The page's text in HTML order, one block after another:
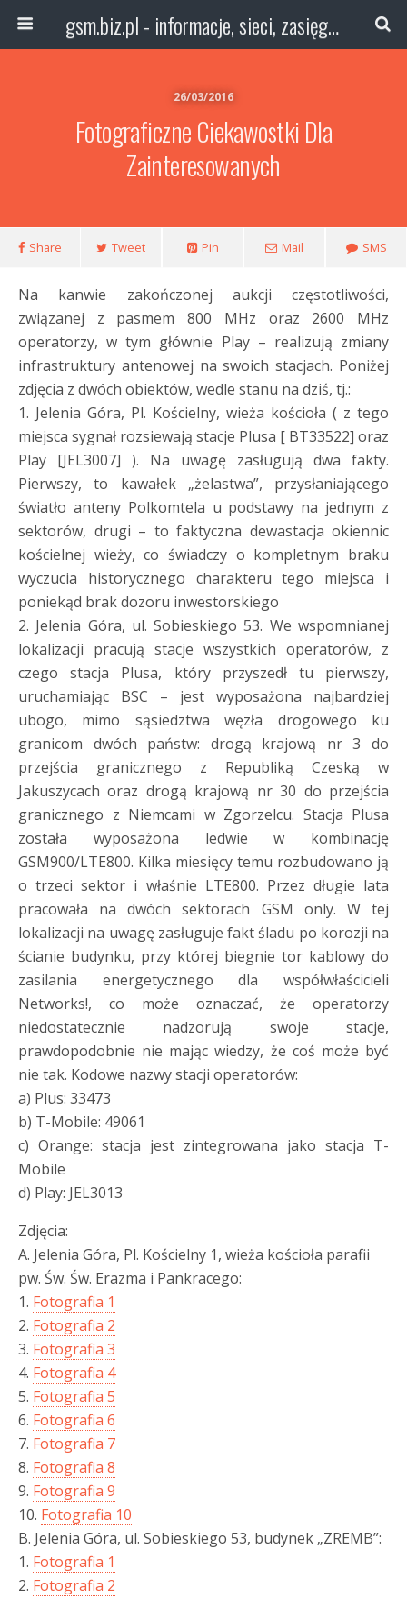
gsm.biz.pl - informacje, sieci, zasięg technologie
26/03/2016
Fotograficzne Ciekawostki Dla
Zainteresowanych
Share Tweet Pin Mail SMS
Na kanwie zakończonej aukcji częstotliwości,
związanej z pasmem 800 MHz oraz 2600 MHz
operatorzy, w tym głównie Play – realizują zmiany
infrastruktury antenowej na swoich stacjach. Poniżej
zdjęcia z dwóch obiektów, wedle stanu na dziś, tj.:
1. Jelenia Góra, Pl. Kościelny, wieża kościoła ( z tego
miejsca sygnał rozsiewają stacje Plusa [ BT33522] oraz
Play [JEL3007] ). Na uwagę zasługują dwa fakty.
Pierwszy, to kawałek „żelastwa”, przysłaniającego
światło anteny Polkomtela u podstawy na jednym z
sektorów, drugi – to faktyczna dewastacja okiennic
kościelnej wieży, co świadczy o kompletnym braku
wyczucia historycznego charakteru tego miejsca i
poniekąd brak dozoru inwestorskiego
2. Jelenia Góra, ul. Sobieskiego 53. We wspomnianej
lokalizacji pracują stacje wszystkich operatorów, z
czego stacja Plusa, który przyszedł tu pierwszy,
uruchamiając BSC – jest wyposażona najbardziej
ubogo, mimo sąsiedztwa węzła drogowego ku
granicom dwóch państw: drogą krajową nr 3 do
przejścia granicznego z Republiką Czeską w
Jakuszycach oraz drogą krajową nr 30 do przejścia
granicznego z Niemcami w Zgorzelcu. Stacja Plusa
została wyposażona ledwie w kombinację
GSM900/LTE800. Kilka miesięcy temu rozbudowano ją
o trzeci sektor i właśnie LTE800. Przez długie lata
pracowała na dwóch sektorach GSM only. W tej
lokalizacji na uwagę zasługuje fakt śladu po korozji na
ścianie budynku, przy której biegnie tor kablowy do
zasilania energetycznego dla współwłaścicieli
Networks!, co może oznaczać, że operatorzy
niedostatecznie nadzorują swoje stacje,
prawdopodobnie nie mając wiedzy, że coś może być
nie tak. Kodowe nazwy stacji operatorów:
a) Plus: 33473
b) T-Mobile: 49061
c) Orange: stacja jest zintegrowana jako stacja T-
Mobile
d) Play: JEL3013
Zdjęcia:
A. Jelenia Góra, Pl. Kościelny 1, wieża kościoła parafii
pw. Św. Św. Erazma i Pankracego:
1. Fotografia 1
2. Fotografia 2
3. Fotografia 3
4. Fotografia 4
5. Fotografia 5
6. Fotografia 6
7. Fotografia 7
8. Fotografia 8
9. Fotografia 9
10. Fotografia 10
B. Jelenia Góra, ul. Sobieskiego 53, budynek „ZREMB”:
1. Fotografia 1
2. Fotografia 2